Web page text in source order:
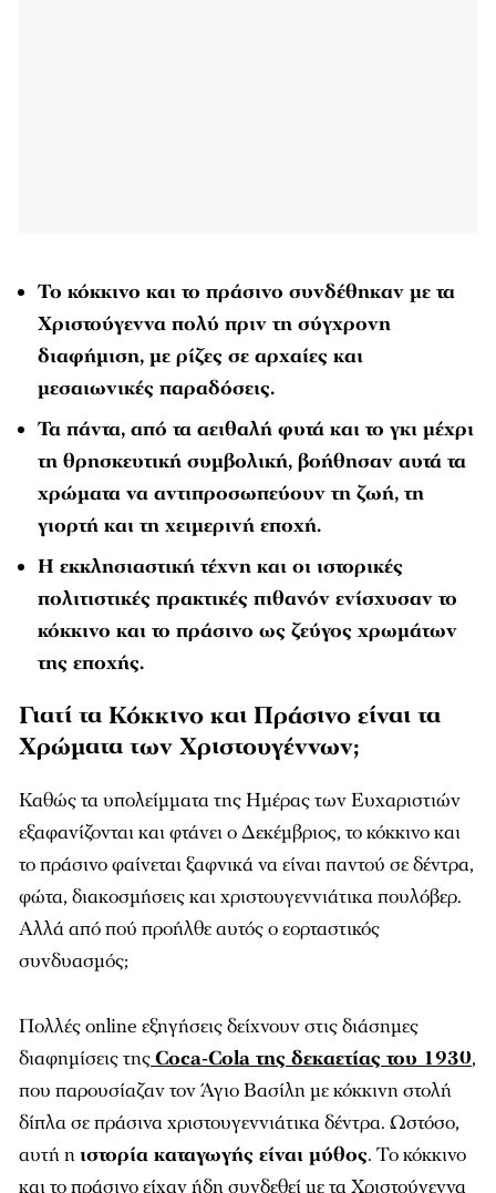
Το κόκκινο και το πράσινο συνδέθηκαν με τα
Χριστούγεννα πολύ πριν τη σύγχρονη
διαφήμιση, με ρίζες σε αρχαίες και
μεσαιωνικές παραδόσεις.
Τα πάντα, από τα αειθαλή φυτά και το γκι μέχρι
τη θρησκευτική συμβολική, βοήθησαν αυτά τα
χρώματα να αντιπροσωπεύουν τη ζωή, τη
γιορτή και τη χειμερινή εποχή.
Η εκκλησιαστική τέχνη και οι ιστορικές
πολιτιστικές πρακτικές πιθανόν ενίσχυσαν το
κόκκινο και το πράσινο ως ζεύγος χρωμάτων
της εποχής.
Γιατί τα Κόκκινο και Πράσινο είναι τα
Χρώματα των Χριστουγέννων;
Καθώς τα υπολείμματα της Ημέρας των Ευχαριστιών
εξαφανίζονται και φτάνει ο Δεκέμβριος, το κόκκινο και
το πράσινο φαίνεται ξαφνικά να είναι παντού σε δέντρα,
φώτα, διακοσμήσεις και χριστουγεννιάτικα πουλόβερ.
Αλλά από πού προήλθε αυτός ο εορταστικός
συνδυασμός;
Πολλές online εξηγήσεις δείχνουν στις διάσημες
διαφημίσεις τηςCoca‑Cola της δεκαετίας του 1930,
που παρουσίαζαν τον Άγιο Βασίλη με κόκκινη στολή
δίπλα σε πράσινα χριστουγεννιάτικα δέντρα. Ωστόσο,
αυτή ηιστορία καταγωγής είναι μύθος. Το κόκκινο
και το πράσινο είχαν ήδη συνδεθεί με τα Χριστούγεννα